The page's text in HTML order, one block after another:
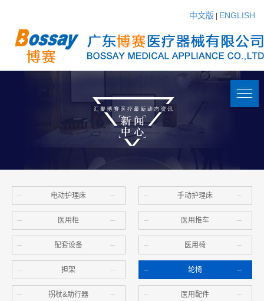
中文版 ENGLISH
电动护理床 手动护理床
医用柜 医用推车
配套设备 医用椅
担架 轮椅
拐杖&助行器 医用配件